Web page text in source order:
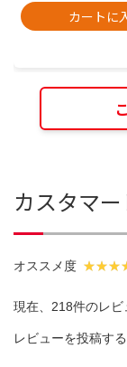
カートに
カスタマ
オススメ度
現在、218件のレビ
レビューを投稿す